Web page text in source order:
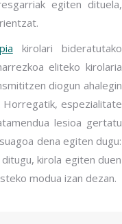
egiten dituela,
kirolari bideratutako
eliteko kirolaria
diogun ahalegin
Horregatik, espezialitate
lesioa gertatu
dena egiten dugu:
kirola egiten duen
modua izan dezan.